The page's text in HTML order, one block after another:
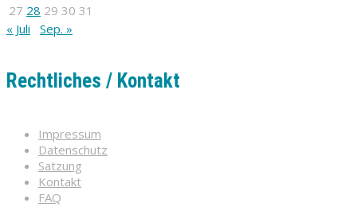
27 28 29 30 31
« Juli
Sep. »
Rechtliches / Kontakt
Impressum
Datenschutz
Satzung
Kontakt
FAQ